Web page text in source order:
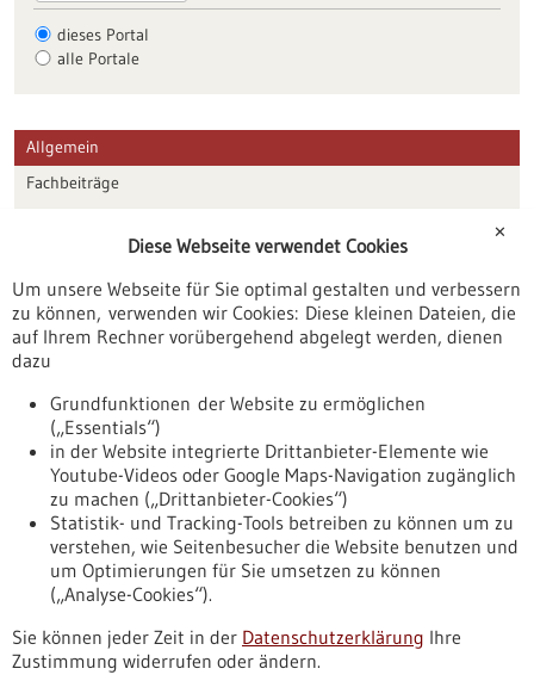
dieses Portal
alle Portale
Allgemein
Fachbeiträge
Veranstaltungen
Erscheinungsdatum
Nach oben
Informiert bleiben
✕
Diese Webseite verwendet Cookies
Um unsere Webseite für Sie optimal gestalten und verbessern
zu können, verwenden wir Cookies: Diese kleinen Dateien, die
auf Ihrem Rechner vorübergehend abgelegt werden, dienen
dazu
Grundfunktionen der Website zu ermöglichen
(„Essentials“)
in der Website integrierte Drittanbieter-Elemente wie
Youtube-Videos oder Google Maps-Navigation zugänglich
zu machen („Drittanbieter-Cookies“)
Statistik- und Tracking-Tools betreiben zu können um zu
verstehen, wie Seitenbesucher die Website benutzen und
um Optimierungen für Sie umsetzen zu können
(„Analyse-Cookies“).
Sie können jeder Zeit in der Datenschutzerklärung Ihre
Zustimmung widerrufen oder ändern.